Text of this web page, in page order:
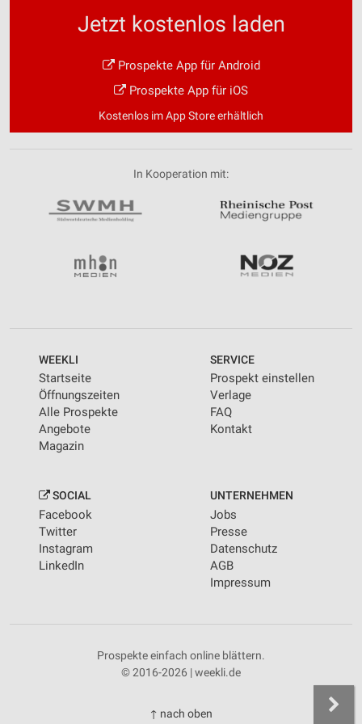
Jetzt kostenlos laden
Prospekte App für Android
Prospekte App für iOS
Kostenlos im App Store erhältlich
In Kooperation mit:
WEEKLI
Startseite
Öffnungszeiten
Alle Prospekte
Angebote
Magazin
SERVICE
Prospekt einstellen
Verlage
FAQ
Kontakt
SOCIAL
Facebook
Twitter
Instagram
LinkedIn
UNTERNEHMEN
Jobs
Presse
Datenschutz
AGB
Impressum
Prospekte einfach online blättern.
© 2016-2026 | weekli.de
↑ nach oben